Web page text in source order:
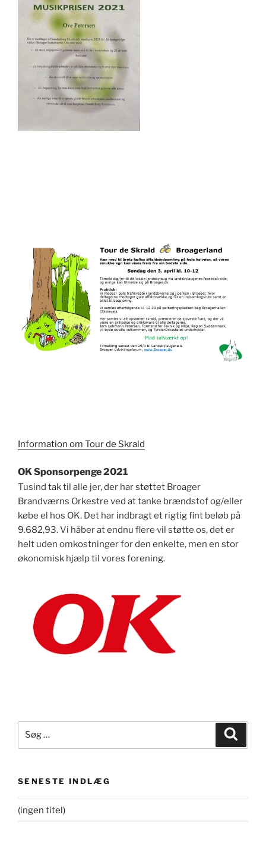
Information om Tour de Skrald
OK Sponsorpenge 2021
Tusind tak til alle jer, der har støttet Broager
Brandværns Orkestre ved at tanke brændstof og/eller
købe el hos OK. Det har indbragt et rigtig fint beløb på
9.682,93. Vi håber at endnu flere vil støtte os, det er
helt uden omkostninger for den enkelte, men en stor
økonomisk hjælp til vores forening.
efter:
SENESTE INDLÆG
(ingen titel)